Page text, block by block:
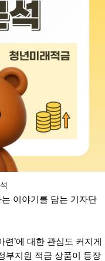
이야기를 담는 기자단
’에 대한 관심도 커지게
부지원 적금 상품이 등장